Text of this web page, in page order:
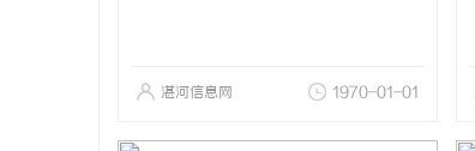
湛河信息网 1970-01-01